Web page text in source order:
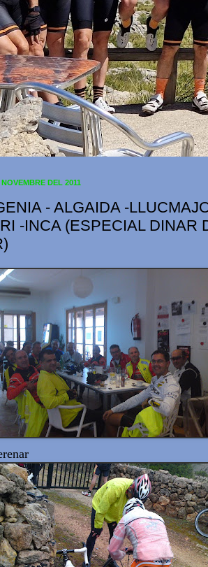
DEL 2011
- ALGAIDA -
-INCA (ESPECIAL DINAR